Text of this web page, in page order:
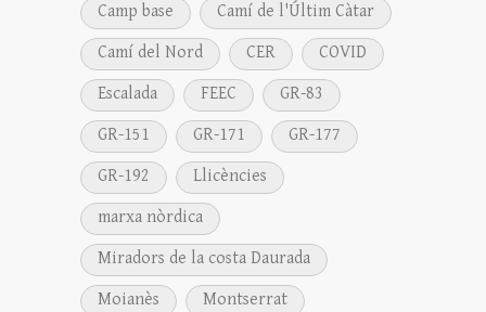
Camp base
Camí de l'Últim Càtar
Camí del Nord
CER
COVID
Escalada
FEEC
GR-83
GR-151
GR-171
GR-177
GR-192
Llicències
marxa nòrdica
Miradors de la costa Daurada
Moianès
Montserrat